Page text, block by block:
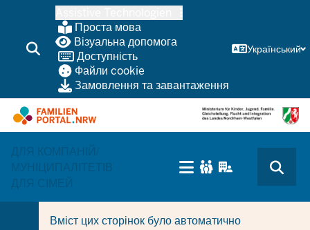
основного
змісту
Проста мова
Візуальна допомога
Доступність
Файли cookie
Замовлення та завантаження
Український
ДЛЯ КОМПАНІЙ/
МУНІЦИПАЛІТЕТІВ
ДЛЯ СІМЕЙ
HAUPTNAVIGATION
(TRÄGERBEREICH)
Вміст цих сторінок було автоматично